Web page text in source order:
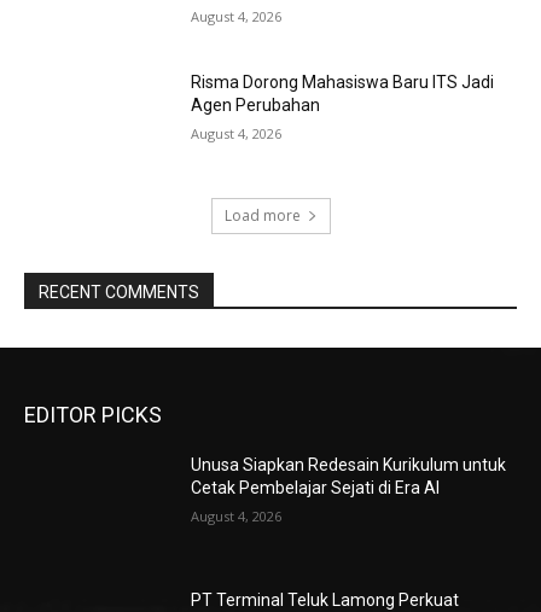
August 4, 2026
Risma Dorong Mahasiswa Baru ITS Jadi
Agen Perubahan
August 4, 2026
Load more
RECENT COMMENTS
EDITOR PICKS
Unusa Siapkan Redesain Kurikulum untuk
Cetak Pembelajar Sejati di Era AI
August 4, 2026
PT Terminal Teluk Lamong Perkuat